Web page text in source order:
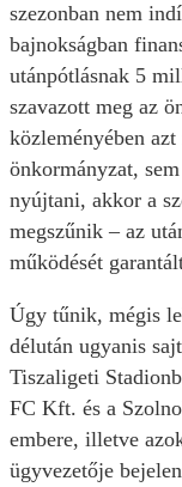
szezonban nem
bajnokságban
utánpótlásnak 5
szavazott meg az
közleményében
önkormányzat,
nyújtani, akkor a
megszűnik – az
működését
Úgy tűnik, mégis
délután ugyanis
Tiszaligeti
FC Kft. és a
embere, illetve
ügyvezetője